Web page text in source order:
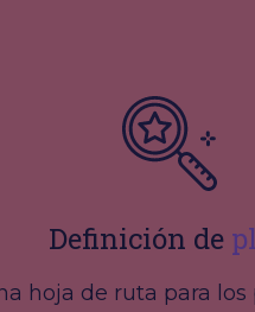
Definición de
hoja de ruta para los